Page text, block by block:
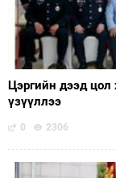
Цэргийн дээд цол
үзүүллээ
0 2306